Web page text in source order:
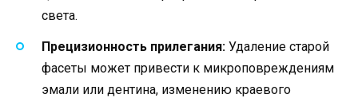
света.
Прецизионность прилегания: Удаление старой
фасеты может привести к микроповреждениям
эмали или дентина, изменению краевого